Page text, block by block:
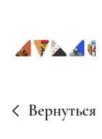
Вернуться